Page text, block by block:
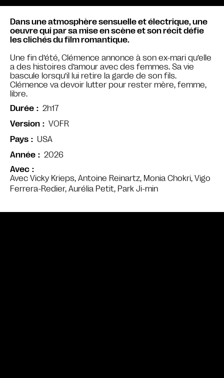
Avec
Avec Vicky Krieps, Antoine Reinartz, Monia Chokri, Vigo
Ferrera-Redier, Aurélia Petit, Park Ji-min
Dans une atmosphère sensuelle et électrique, une
oeuvre qui par sa mise en scène et son récit défie
les clichés du film romantique.
Une fin d’été, Clémence annonce à son ex-mari qu’elle
a des histoires d’amour avec des femmes. Sa vie
bascule lorsqu’il lui retire la garde de son fils.
Clémence va devoir lutter pour rester mère, femme,
libre.
Durée
2h17
Version
VOFR
Pays
USA
Année
2026